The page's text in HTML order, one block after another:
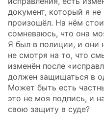
документ, который я
произошёл. На нём
сомневаюсь, что она
Я был в полиции, и они
не смотря на то, что
изменён после
должен защищаться в
Может быть есть
это не моя подпись, и
свою защиту в суде?